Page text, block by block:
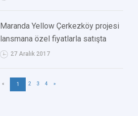
Maranda Yellow Çerkezköy projesi
lansmana özel fiyatlarla satışta
27 Aralık 2017
« 1 2 3 4 »